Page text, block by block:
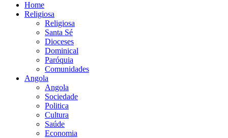
Home
Religiosa
Religiosa
Santa Sé
Dioceses
Dominical
Paróquia
Comunidades
Angola
Angola
Sociedade
Politica
Cultura
Saúde
Economia